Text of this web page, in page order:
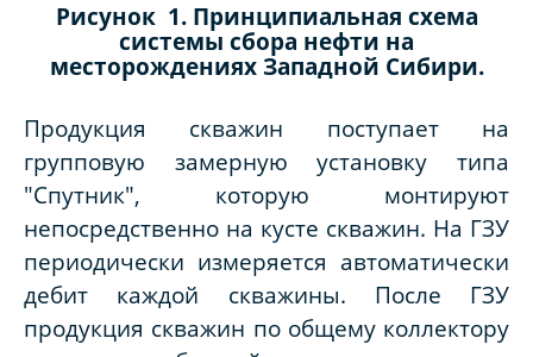
Рисунок 1. Принципиальная схема
системы сбора нефти на
месторождениях Западной Сибири.
Продукция скважин поступает на
групповую замерную установку типа
"Спутник", которую монтируют
непосредственно на кусте скважин. На ГЗУ
периодически измеряется автоматически
дебит каждой скважины. После ГЗУ
продукция скважин по общему коллектору